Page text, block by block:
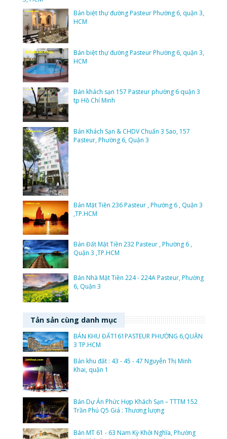
Bán biệt thự đường Pasteur Phường 6, quận 3,
HCM
Bán biệt thự đường Pasteur Phường 6, quận 3,
HCM
Bán khách sạn 157 Pasteur phường 6 quận 3
tp Hồ Chí Minh
Bán Khách Sạn & CHDV Chuẩn 3 Sao, 157
Pasteur, Phường 6, Quận 3
Bán Mặt Tiền 236 Pasteur , Phường 6 , Quận 3
,TP.HCM
Bán Đất Mặt Tiền 232 Pasteur , Phường 6 ,
Quận 3 ,TP.HCM
Bán Nhà Mặt Tiền 224 - 224A Pasteur, Phường
6, Quận 3
Tản sản cùng danh mục
BÁN KHU ĐẤT161PASTEUR PHƯỜNG 6,QUẬN
3 TP.HCM
Bán khu đất : 43 - 45 - 47 Nguyễn Thị Minh
Khai, quận 1
Bán Dự Án Phức Hợp Khách Sạn – TTTM 152
Trần Phú Q5 Giá : Thương lượng
Bán MT 61 - 63 Nam Kỳ Khởi Nghĩa, Phường